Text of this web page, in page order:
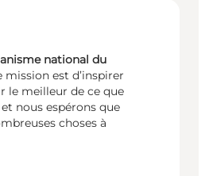
national du
mission est d’inspirer
le meilleur de ce que
nous espérons que
choses à